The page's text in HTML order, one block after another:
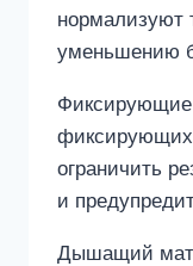
нормализуют
уменьшению
фиксирующих
ограничить
и
Дышащий